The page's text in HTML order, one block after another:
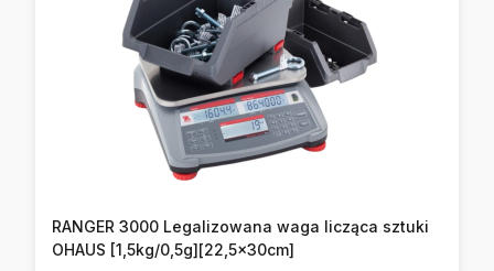
RANGER 3000 Legalizowana waga licząca sztuki
OHAUS [1,5kg/0,5g][22,5x30cm]